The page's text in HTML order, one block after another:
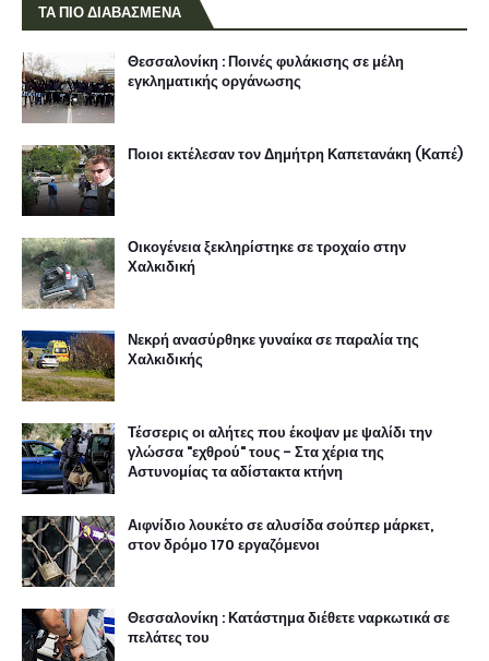
ΤΑ ΠΙΟ ΔΙΑΒΑΣΜΕΝΑ
Θεσσαλονίκη : Ποινές φυλάκισης σε μέλη
εγκληματικής οργάνωσης
Ποιοι εκτέλεσαν τον Δημήτρη Καπετανάκη (Καπέ)
Οικογένεια ξεκληρίστηκε σε τροχαίο στην
Χαλκιδική
Νεκρή ανασύρθηκε γυναίκα σε παραλία της
Χαλκιδικής
Τέσσερις οι αλήτες που έκοψαν με ψαλίδι την
γλώσσα "εχθρού" τους - Στα χέρια της
Αστυνομίας τα αδίστακτα κτήνη
Αιφνίδιο λουκέτο σε αλυσίδα σούπερ μάρκετ,
στον δρόμο 170 εργαζόμενοι
Θεσσαλονίκη : Κατάστημα διέθετε ναρκωτικά σε
πελάτες του